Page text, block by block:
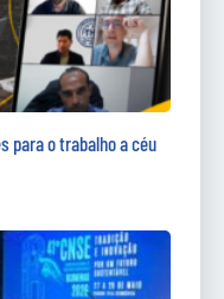
para o trabalho a céu